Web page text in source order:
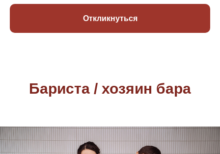
Откликнуться
Бариста / хозяин бара